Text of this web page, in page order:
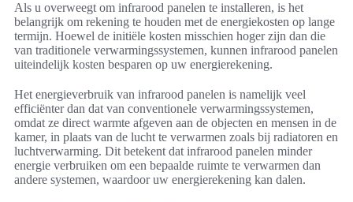
Als u overweegt om infrarood panelen te installeren, is het
belangrijk om rekening te houden met de energiekosten op lange
termijn. Hoewel de initiële kosten misschien hoger zijn dan die
van traditionele verwarmingssystemen, kunnen infrarood panelen
uiteindelijk kosten besparen op uw energierekening.
Het energieverbruik van infrarood panelen is namelijk veel
efficiënter dan dat van conventionele verwarmingssystemen,
omdat ze direct warmte afgeven aan de objecten en mensen in de
kamer, in plaats van de lucht te verwarmen zoals bij radiatoren en
luchtverwarming. Dit betekent dat infrarood panelen minder
energie verbruiken om een bepaalde ruimte te verwarmen dan
andere systemen, waardoor uw energierekening kan dalen.